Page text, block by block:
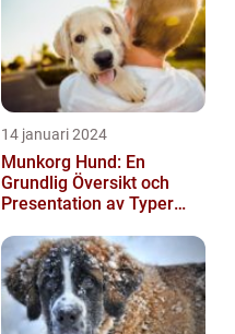
14 januari 2024
Munkorg Hund: En
Grundlig Översikt och
Presentation av Typer